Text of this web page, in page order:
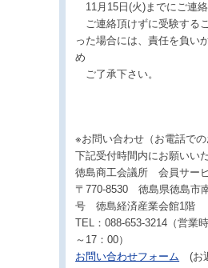
11月15日(火)までにご連絡
ご連絡頂けずに受験する
った場合には、責任を負い
め
ご了承下さい。
※お問い合わせ（お電話で
下記受付時間内にお願いい
徳島商工会議所 会員サー
〒770-8530 徳島県徳島市
号 徳島経済産業会館1階
TEL：088-653-3214（営業
～17：00）
お問い合わせフォーム (お